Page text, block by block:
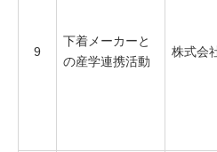
9
下着メーカーと
の産学連携活動
株式会